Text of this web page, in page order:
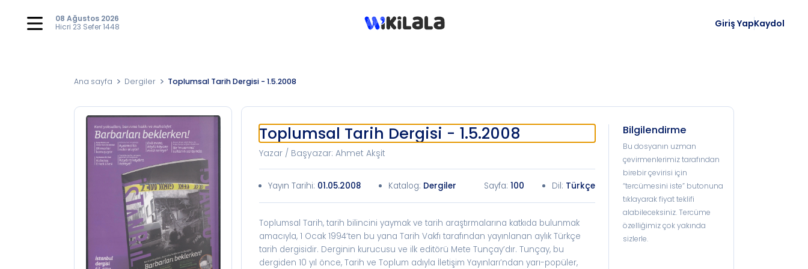
08 Ağustos 2026
Hicri 23 Sefer 1448 Giriş YapKaydol
Ana sayfa Dergiler Toplumsal Tarih Dergisi - 1.5.2008
Toplumsal Tarih Dergisi - 1.5.2008
Yazar / Başyazar: Ahmet Akşit
Yayın Tarihi: 01.05.2008 Katalog: Dergiler Sayfa: 100 Dil: Türkçe
Toplumsal Tarih, tarih bilincini yaymak ve tarih araştırmalarına katkıda bulunmak
amacıyla, 1 Ocak 1994’ten bu yana Tarih Vakfı tarafından yayınlanan aylık Türkçe
tarih dergisidir. Derginin kurucusu ve ilk editörü Mete Tunçay’dır. Tunçay, bu
dergiden 10 yıl önce, Tarih ve Toplum adıyla İletişim Yayınları’ndan yarı-popüler,
Bilgilendirme
Bu dosyanın uzman
çevirmenlerimiz tarafından
birebir çevirisi için
“tercümesini iste” butonuna
tıklayarak fiyat teklifi
alabileceksiniz. Tercüme
özelliğimiz çok yakında
sizlerle.